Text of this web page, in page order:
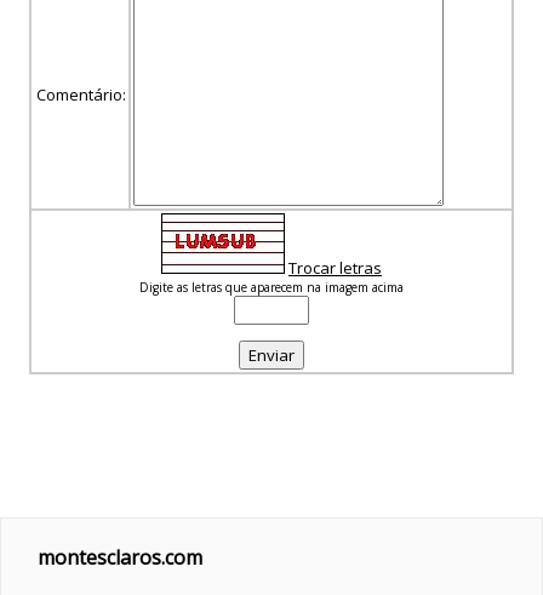
Comentário:
Trocar letras
Digite as letras que aparecem na imagem acima
montesclaros.com